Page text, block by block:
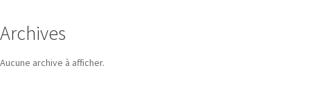
Archives
Aucune archive à afficher.